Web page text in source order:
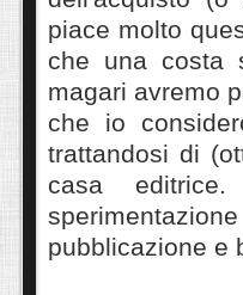
piace molto
che una costa
magari avremo
che io
trattandosi di
casa
pubblicazione e